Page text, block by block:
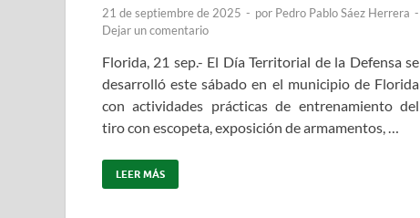
21 de septiembre de 2025 - por Pedro Pablo Sáez Herrera -
Dejar un comentario
Florida, 21 sep.- El Día Territorial de la Defensa se
desarrolló este sábado en el municipio de Florida
con actividades prácticas de entrenamiento del
tiro con escopeta, exposición de armamentos, …
LEER MÁS